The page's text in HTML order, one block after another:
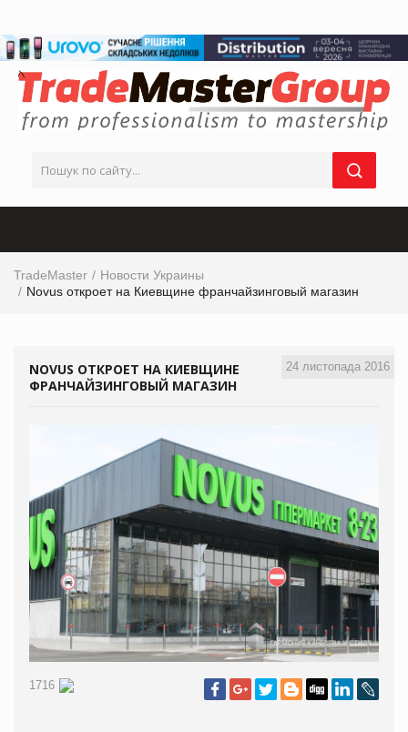
TradeMaster
Новости Украины
Novus откроет на Киевщине франчайзинговый магазин
24 листопада 2016
NOVUS ОТКРОЕТ НА КИЕВЩИНЕ
ФРАНЧАЙЗИНГОВЫЙ МАГАЗИН
1716